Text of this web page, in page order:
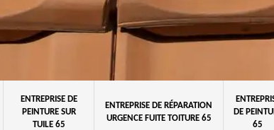
ENTREPRISE DE
PEINTURE SUR
TUILE 65
ENTREPRISE DE RÉPARATION
URGENCE FUITE TOITURE 65
DE
65